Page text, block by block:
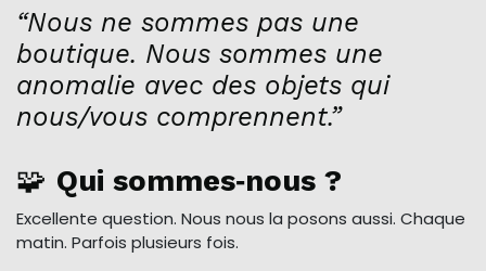
“Nous ne sommes pas une
boutique. Nous sommes une
anomalie avec des objets qui
nous/vous comprennent.”
🧩 Qui sommes‑nous ?
Excellente question. Nous nous la posons aussi. Chaque
matin. Parfois plusieurs fois.